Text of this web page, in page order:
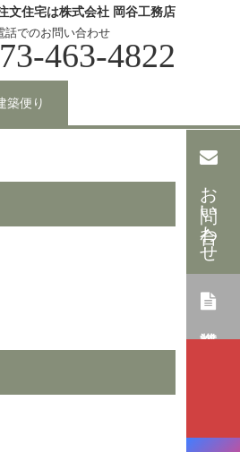
文住宅は株式会社 岡谷工務店
話でのお問い合わせ
463-4822
築便り
お問い合わせ